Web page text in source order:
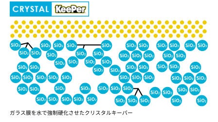
ガラス膜を水で強制硬化させたクリスタルキーパー